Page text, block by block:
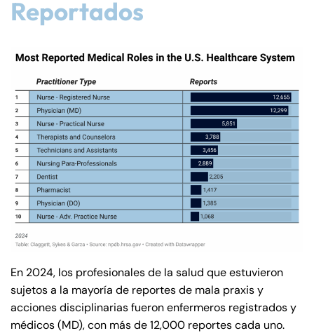
Reportados
En 2024, los profesionales de la salud que estuvieron
sujetos a la mayoría de reportes de mala praxis y
acciones disciplinarias fueron enfermeros registrados y
médicos (MD), con más de 12,000 reportes cada uno.